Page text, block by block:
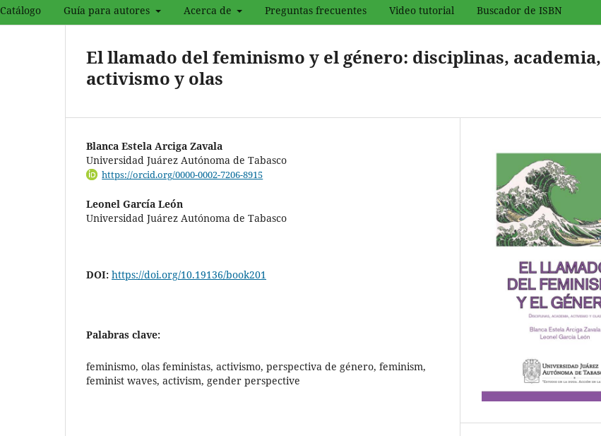
Catálogo Guía para autores Acerca de Preguntas frecuentes Video tutorial Buscador de ISBN
El llamado del feminismo y el género: disciplinas, academia,
activismo y olas
Blanca Estela Arciga Zavala
Universidad Juárez Autónoma de Tabasco
https://orcid.org/0000-0002-7206-8915
Leonel García León
Universidad Juárez Autónoma de Tabasco
DOI: https://doi.org/10.19136/book201
Palabras clave:
feminismo, olas feministas, activismo, perspectiva de género, feminism,
feminist waves, activism, gender perspective